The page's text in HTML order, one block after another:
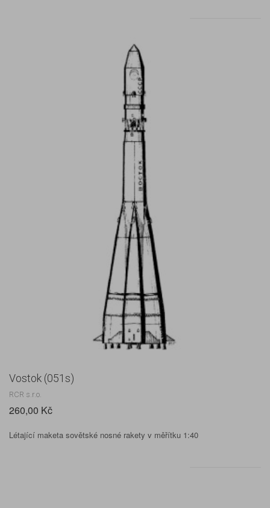
Vostok (051s)
RCR s.r.o.
260,00 Kč
Létající maketa sovětské nosné rakety v měřítku 1:40